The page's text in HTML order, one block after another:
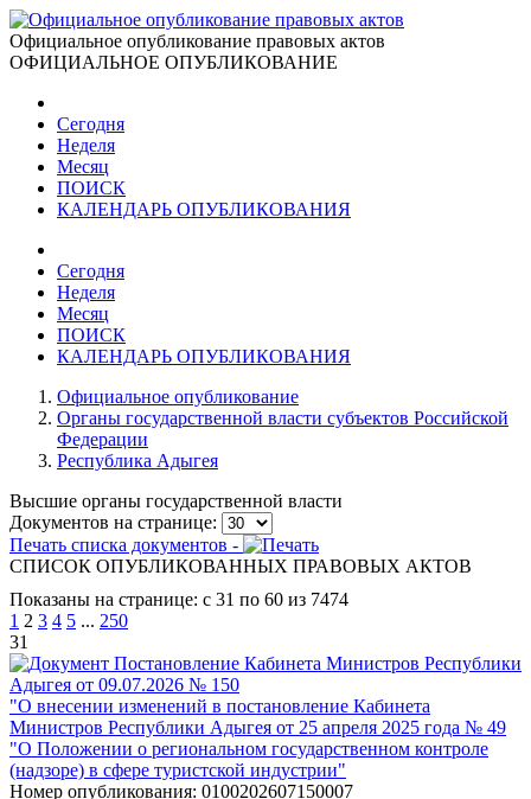
Официальное опубликование правовых актов
ОФИЦИАЛЬНОЕ ОПУБЛИКОВАНИЕ
Сегодня
Неделя
Месяц
ПОИСК
КАЛЕНДАРЬ ОПУБЛИКОВАНИЯ
Сегодня
Неделя
Месяц
ПОИСК
КАЛЕНДАРЬ ОПУБЛИКОВАНИЯ
Официальное опубликование
Органы государственной власти субъектов Российской
Федерации
Республика Адыгея
Высшие органы государственной власти
Документов на странице:
Печать списка документов -
СПИСОК ОПУБЛИКОВАННЫХ ПРАВОВЫХ АКТОВ
Показаны на странице: с 31 по 60 из 7474
1 2 3 4 5 ... 250
31
Постановление Кабинета Министров Республики
Адыгея от 09.07.2026 № 150
"О внесении изменений в постановление Кабинета
Министров Республики Адыгея от 25 апреля 2025 года № 49
"О Положении о региональном государственном контроле
(надзоре) в сфере туристской индустрии"
Номер опубликования: 0100202607150007